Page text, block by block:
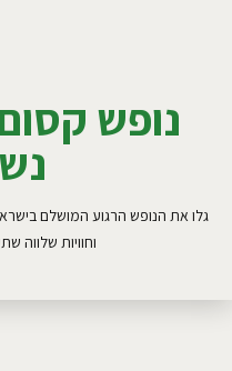
נופש
גלו את הנופש הרגוע המושלם
וחוויות שלווה